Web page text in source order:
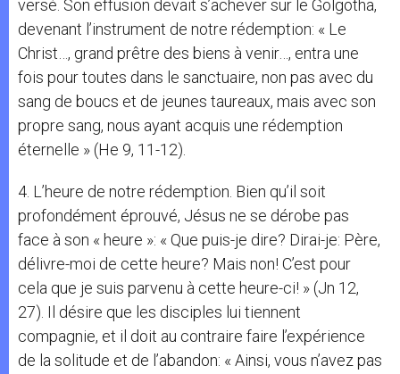
versé. Son effusion devait s’achever sur le Golgotha,
devenant l’instrument de notre rédemption: « Le
Christ…, grand prêtre des biens à venir…, entra une
fois pour toutes dans le sanctuaire, non pas avec du
sang de boucs et de jeunes taureaux, mais avec son
propre sang, nous ayant acquis une rédemption
éternelle » (He 9, 11-12).
4. L’heure de notre rédemption. Bien qu’il soit
profondément éprouvé, Jésus ne se dérobe pas
face à son « heure »: « Que puis-je dire? Dirai-je: Père,
délivre-moi de cette heure? Mais non! C’est pour
cela que je suis parvenu à cette heure-ci! » (Jn 12,
27). Il désire que les disciples lui tiennent
compagnie, et il doit au contraire faire l’expérience
de la solitude et de l’abandon: « Ainsi, vous n’avez pas